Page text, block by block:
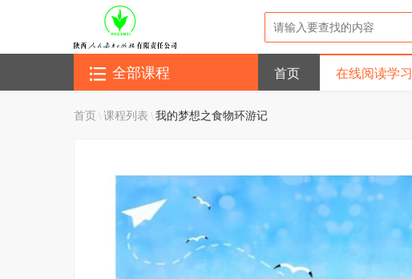
首页 在线阅读学习
全部课程
首页\课程列表 \我的梦想之食物环游记